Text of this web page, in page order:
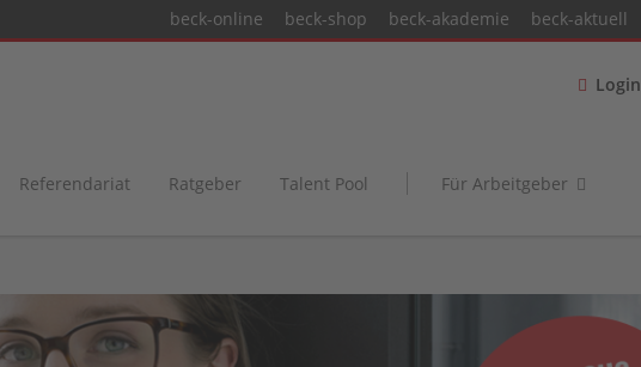
beck-online beck-shop beck-akademie beck-aktuell
Login
Referendariat Ratgeber Talent Pool Für Arbeitgeber